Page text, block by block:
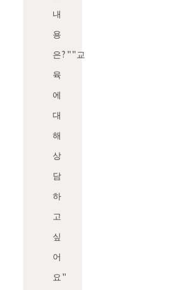
내
용
은?""교
육
에
대
해
상
담
하
고
싶
어
요"